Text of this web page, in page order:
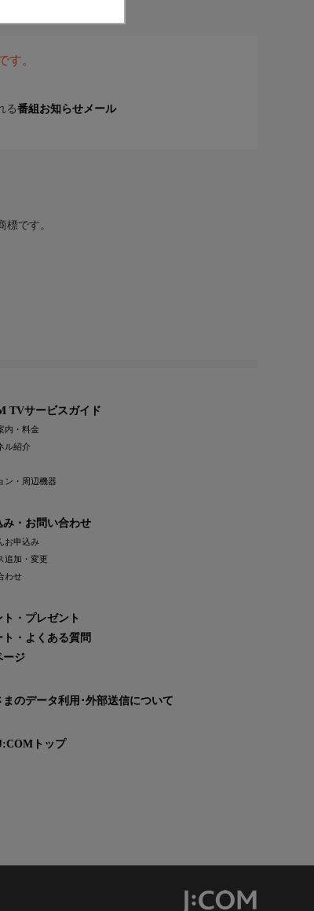
す。
る番組お知らせメール
です。
TVサービスガイド
内・料金
ル紹介
ン・周辺機器
み・お問い合わせ
お申込み
追加・変更
わせ
ト・プレゼント
ト・よくある質問
ージ
まのデータ利用･外部送信について
トップ